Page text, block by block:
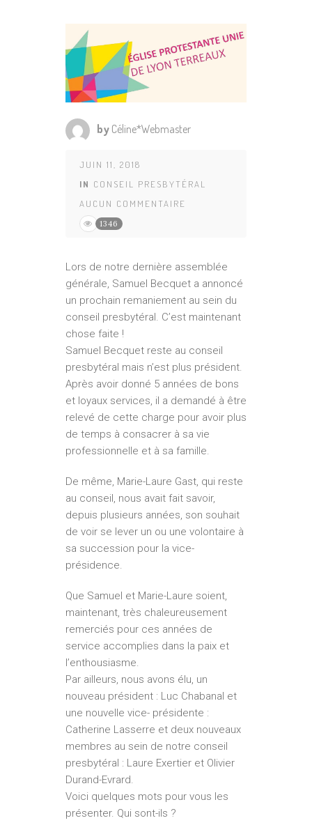
by Céline*Webmaster
JUIN 11, 2018
IN CONSEIL PRESBYTÉRAL
AUCUN COMMENTAIRE
1346
Lors de notre dernière assemblée
générale, Samuel Becquet a annoncé
un prochain remaniement au sein du
conseil presbytéral. C’est maintenant
chose faite !
Samuel Becquet reste au conseil
presbytéral mais n’est plus président.
Après avoir donné 5 années de bons
et loyaux services, il a demandé à être
relevé de cette charge pour avoir plus
de temps à consacrer à sa vie
professionnelle et à sa famille.
De même, Marie-Laure Gast, qui reste
au conseil, nous avait fait savoir,
depuis plusieurs années, son souhait
de voir se lever un ou une volontaire à
sa succession pour la vice-
présidence.
Que Samuel et Marie-Laure soient,
maintenant, très chaleureusement
remerciés pour ces années de
service accomplies dans la paix et
l’enthousiasme.
Par ailleurs, nous avons élu, un
nouveau président : Luc Chabanal et
une nouvelle vice- présidente :
Catherine Lasserre et deux nouveaux
membres au sein de notre conseil
presbytéral : Laure Exertier et Olivier
Durand-Evrard.
Voici quelques mots pour vous les
présenter. Qui sont-ils ?